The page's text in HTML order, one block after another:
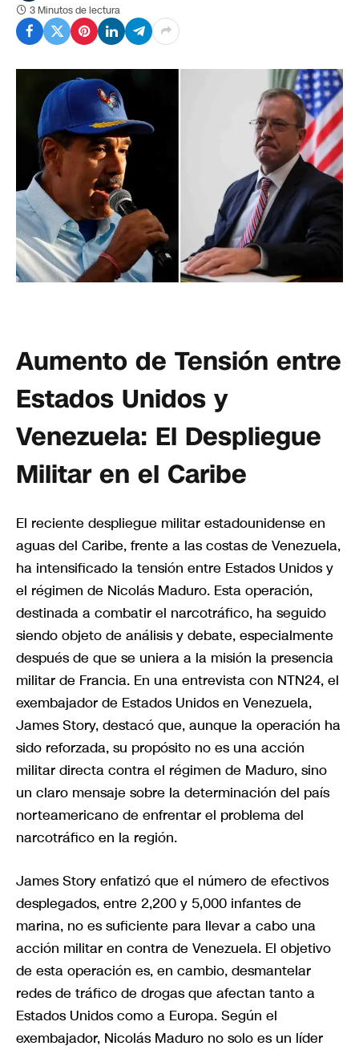
3 Minutos de lectura
Aumento de Tensión entre
Estados Unidos y
Venezuela: El Despliegue
Militar en el Caribe
El reciente despliegue militar estadounidense en
aguas del Caribe, frente a las costas de Venezuela,
ha intensificado la tensión entre Estados Unidos y
el régimen de Nicolás Maduro. Esta operación,
destinada a combatir el narcotráfico, ha seguido
siendo objeto de análisis y debate, especialmente
después de que se uniera a la misión la presencia
militar de Francia. En una entrevista con NTN24, el
exembajador de Estados Unidos en Venezuela,
James Story, destacó que, aunque la operación ha
sido reforzada, su propósito no es una acción
militar directa contra el régimen de Maduro, sino
un claro mensaje sobre la determinación del país
norteamericano de enfrentar el problema del
narcotráfico en la región.
James Story enfatizó que el número de efectivos
desplegados, entre 2,200 y 5,000 infantes de
marina, no es suficiente para llevar a cabo una
acción militar en contra de Venezuela. El objetivo
de esta operación es, en cambio, desmantelar
redes de tráfico de drogas que afectan tanto a
Estados Unidos como a Europa. Según el
exembajador, Nicolás Maduro no solo es un líder